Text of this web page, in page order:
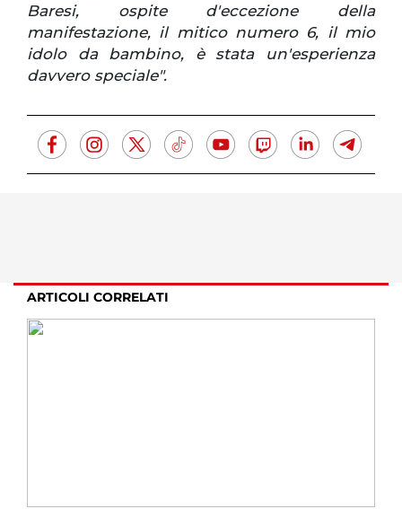
Baresi, ospite d'eccezione della
manifestazione, il mitico numero 6, il mio
idolo da bambino, è stata un'esperienza
davvero speciale".
ARTICOLI CORRELATI